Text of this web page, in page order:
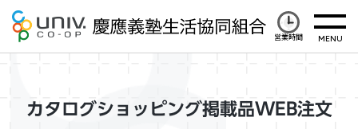
営業時間
カタログショッピング掲載品WEB注文